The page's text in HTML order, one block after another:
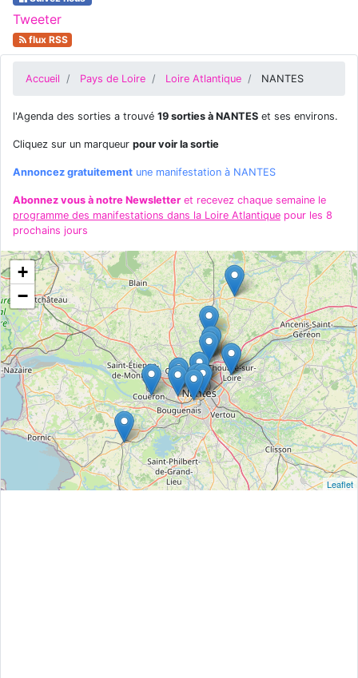
Tweeter
flux RSS
Accueil Pays de Loire Loire Atlantique NANTES
l'Agenda des sorties a trouvé 19 sorties à NANTES et ses environs.
Cliquez sur un marqueur pour voir la sortie
Annoncez gratuitement une manifestation à NANTES
Abonnez vous à notre Newsletter et recevez chaque semaine le
programme des manifestations dans la Loire Atlantique pour les 8
prochains jours
+
−
Leaflet